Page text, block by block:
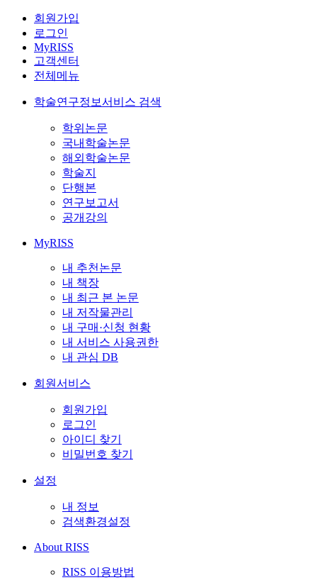
회원가입
로그인
MyRISS
고객센터
전체메뉴
학술연구정보서비스 검색
학위논문
국내학술논문
해외학술논문
학술지
단행본
연구보고서
공개강의
MyRISS
내 추천논문
내 책장
내 최근 본 논문
내 저작물관리
내 구매·신청 현황
내 서비스 사용권한
내 관심 DB
회원서비스
회원가입
로그인
아이디 찾기
비밀번호 찾기
설정
내 정보
검색환경설정
About RISS
RISS 이용방법